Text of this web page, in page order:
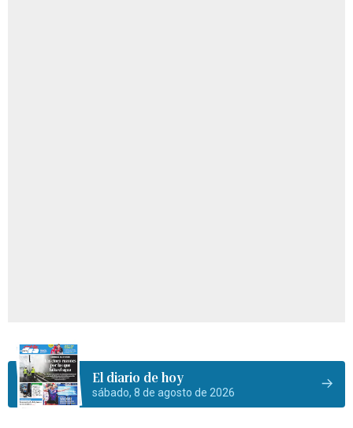
El diario de hoy
sábado, 8 de agosto de 2026